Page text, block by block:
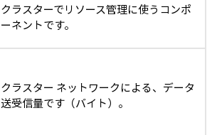
クラスターでリソース管理に使うコンポ
ーネントです。
クラスター ネットワークによる、データ
送受信量です（バイト）。